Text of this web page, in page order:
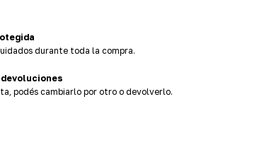
durante toda la compra.
devoluciones
podés cambiarlo por otro o devolverlo.